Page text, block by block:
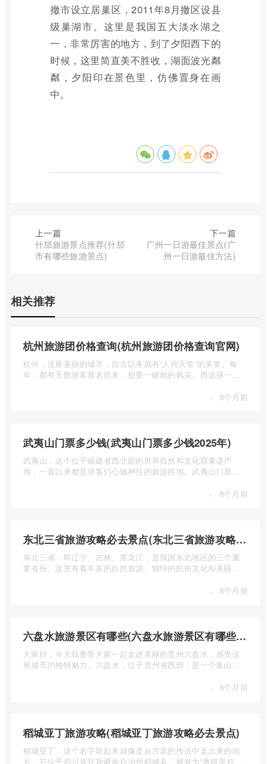
撤市设立居巢区，2011年8月撤区设县
级巢湖市。这里是我国五大淡水湖之
一，非常厉害的地方，到了夕阳西下的
时候，这里简直美不胜收，湖面波光粼
粼，夕阳印在景色里，仿佛置身在画
中。
上一篇
什邡旅游景点推荐(什邡
市有哪些旅游景点)
下一篇
广州一日游最佳景点(广
州一日游最佳方法)
相关推荐
杭州旅游团价格查询(杭州旅游团价格查询官网)
杭州，这座美丽的城市，自古以来就有“人间天堂”的美誉。每
年，都有无数游客慕名而来，想要一睹她的风采。而选择一个
· 8个月前
武夷山门票多少钱(武夷山门票多少钱2025年)
武夷山，这个位于福建省西北部的世界自然和文化双重遗产
地，一直以来都是游客们心驰神往的旅游胜地。武夷山门票多
· 8个月前
东北三省旅游攻略必去景点(东北三省旅游攻略必去景点视频介绍)
东北三省，即辽宁、吉林、黑龙江，是我国东北地区的三个重
要省份。这里有着丰富的自然资源、独特的民俗文化和美丽的
· 8个月前
六盘水旅游景区有哪些(六盘水旅游景区有哪些景点值得去)
大家好，今天我要带大家一起走进美丽的贵州六盘水，感受这
座城市的独特魅力。六盘水，位于贵州省西部，是一个集山水
· 8个月前
稻城亚丁旅游攻略(稻城亚丁旅游攻略必去景点)
稻城亚丁，这个名字听起来就像是从古老的传说中走出来的地
方。它位于四川省甘孜藏族自治州稻城县，被誉为“香格里拉的